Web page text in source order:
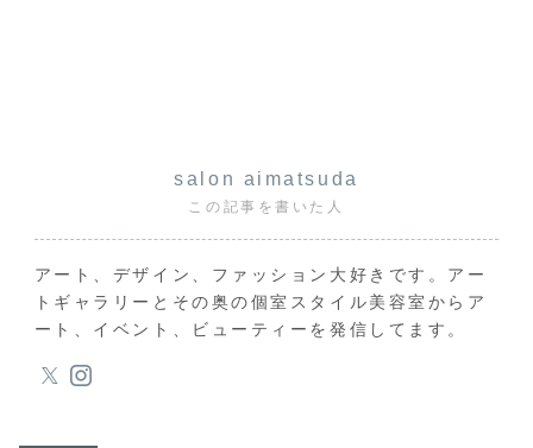
salon aimatsuda
この記事を書いた人
アート、デザイン、ファッション大好きです。アー
トギャラリーとその奥の個室スタイル美容室からア
ート、イベント、ビューティーを発信してます。